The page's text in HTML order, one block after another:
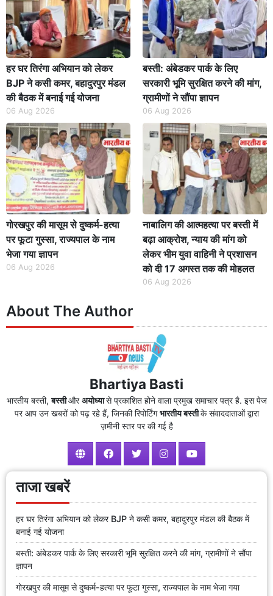
हर घर तिरंगा अभियान को लेकर
BJP ने कसी कमर, बहादुरपुर मंडल
की बैठक में बनाई गई योजना
06 Aug 2026
बस्ती: अंबेडकर पार्क के लिए
सरकारी भूमि सुरक्षित करने की मांग,
ग्रामीणों ने सौंपा ज्ञापन
06 Aug 2026
गोरखपुर की मासूम से दुष्कर्म-हत्या
पर फूटा गुस्सा, राज्यपाल के नाम
भेजा गया ज्ञापन
06 Aug 2026
नाबालिग की आत्महत्या पर बस्ती में
बढ़ा आक्रोश, न्याय की मांग को
लेकर भीम युवा वाहिनी ने प्रशासन
को दी 17 अगस्त तक की मोहलत
06 Aug 2026
About The Author
Bhartiya Basti
भारतीय बस्ती,बस्तीऔरअयोध्यासे प्रकाशित होने वाला प्रमुख समाचार पत्र है. इस पेज
पर आप उन खबरों को पढ़ रहे हैं, जिनकी रिपोर्टिंगभारतीय बस्तीके संवाददाताओं द्वारा
ज़मीनी स्तर पर की गई है
ताजा खबरें
हर घर तिरंगा अभियान को लेकर BJP ने कसी कमर, बहादुरपुर मंडल की बैठक में
बनाई गई योजना
बस्ती: अंबेडकर पार्क के लिए सरकारी भूमि सुरक्षित करने की मांग, ग्रामीणों ने सौंपा
ज्ञापन
गोरखपुर की मासूम से दुष्कर्म-हत्या पर फूटा गुस्सा, राज्यपाल के नाम भेजा गया